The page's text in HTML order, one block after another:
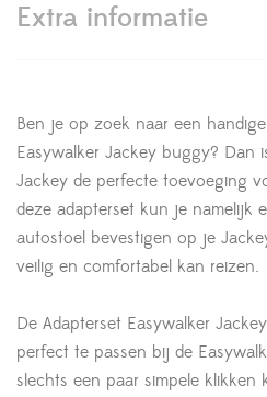
Extra informatie
Ben je op zoek naar een
Easywalker Jackey buggy? Dan
Jackey de perfecte toevoeging
deze adapterset kun je namelijk
autostoel bevestigen op je
veilig en comfortabel kan reizen.
De Adapterset Easywalker
perfect te passen bij de
slechts een paar simpele klikken